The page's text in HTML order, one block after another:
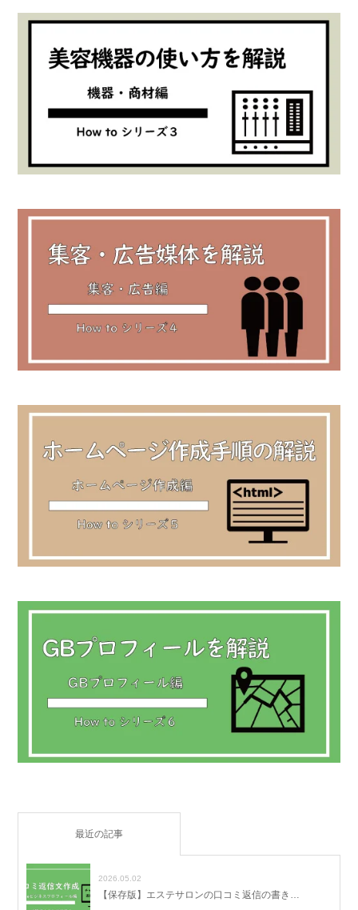
最近の記事
2026.05.02
【保存版】エステサロンの口コミ返信の書き…